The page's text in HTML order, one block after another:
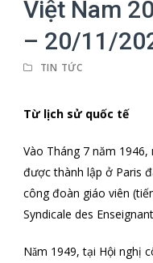
Việt Nam
– 20/11/
TIN TỨC
Từ lịch sử quốc tế
Vào Tháng 7 năm
được thành lập ở Paris
công đoàn giáo viên
Syndicale des
Nǎm 1949, tại Hội nghị